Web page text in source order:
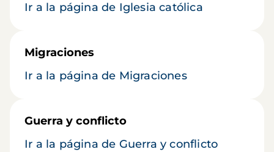
Ir a la página de Iglesia católica
Migraciones
Ir a la página de Migraciones
Guerra y conflicto
Ir a la página de Guerra y conflicto